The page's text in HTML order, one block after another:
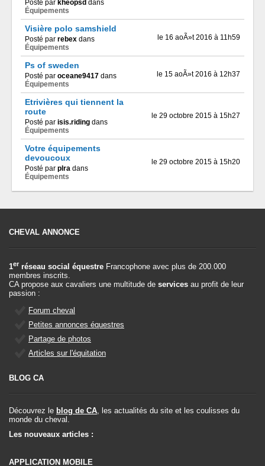
Posté par kheopsd dans
Équipements
Visière polo samshield
Posté par rebex dans
Équipements
le 16 aoÃ»t 2016 à 11h59
Ps of sweden
Posté par oceane9417 dans
Équipements
le 15 aoÃ»t 2016 à 12h37
Etrivières qui tiennent la
route
Posté par isis.riding dans
Équipements
le 29 octobre 2015 à 15h27
Votre équipements
devoucoux
Posté par plra dans
Équipements
le 29 octobre 2015 à 15h20
CHEVAL ANNONCE
1er réseau social équestre Francophone avec plus de 200.000
membres inscrits.
CA propose aux cavaliers une multitude de services au profit de leur
passion :
Forum cheval
Petites annonces équestres
Partage de photos
Articles sur l'équitation
BLOG CA
Découvrez le blog de CA, les actualités du site et les coulisses du
monde du cheval.
Les nouveaux articles :
APPLICATION MOBILE